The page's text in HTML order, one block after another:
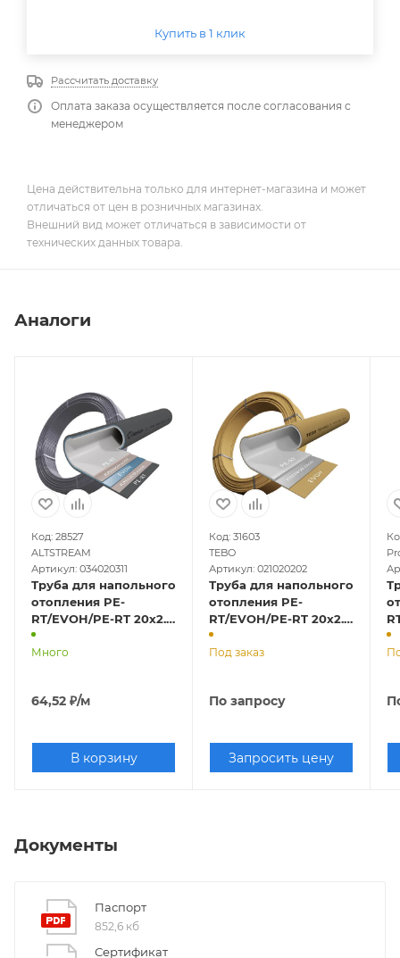
Купить в 1 клик
Рассчитать доставку
Оплата заказа осуществляется после согласования с
менеджером
Цена действительна только для интернет-магазина и может
отличаться от цен в розничных магазинах.
Внешний вид может отличаться в зависимости от
технических данных товара.
Аналоги
Код: 28527
ALTSTREAM
Артикул: 034020311
Труба для напольного
отопления PE-
RT/EVOH/PE-RT 20х2.0
серая-перламутровая
ALTSTREAM (бухта
Много
64,52 ₽/м
В корзину
Код: 31603
TEBO
Артикул: 021020202
Труба для напольного
отопления PE-
RT/EVOH/PE-RT 20х2.0
золотая TEBO (бухта
100м)
Под заказ
По запросу
Запросить цену
Документы
Паспорт
852,6 кб
Сертификат